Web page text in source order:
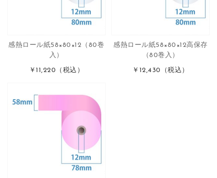
感熱ロール紙58×80×12（80巻
入）
￥11,220 （税込）
感熱ロール紙58×80×12高保存
（80巻入）
￥12,430 （税込）